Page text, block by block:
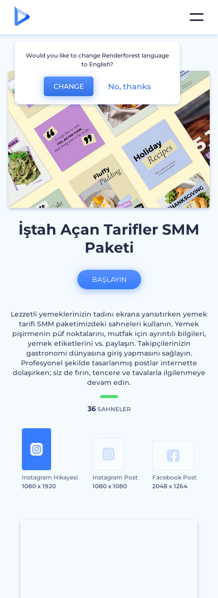
İştah Açan Tarifler SMM
Paketi
Lezzetli yemeklerinizin tadını ekrana yansıtırken yemek
tarifi SMM paketimizdeki sahneleri kullanın. Yemek
pişirmenin püf noktalarını, mutfak için ayrıntılı bilgileri,
yemek etiketlerini vs. paylaşın. Takipçilerinizin
gastronomi dünyasına giriş yapmasını sağlayın.
Profesyonel şekilde tasarlanmış postlar internette
dolaşırken; siz de fırın, tencere ve tavalarla ilgilenmeye
devam edin.
36SAHNELER
Instagram Hikayesi
1080 x 1920
Instagram Post
1080 x 1080
Facebook Post
2048 x 1264
BAŞLAYIN
Would you like to change Renderforest language
to English?
CHANGE No, thanks